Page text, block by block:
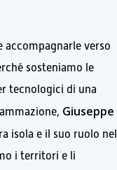
accompagnarle verso
sosteniamo le
tecnologici di una
Giuseppe
isola e il suo ruolo nel
i territori e li